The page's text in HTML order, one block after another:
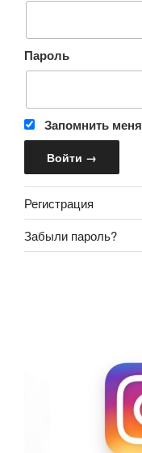
Пароль
Запомнить меня
Регистрация
Забыли пароль?